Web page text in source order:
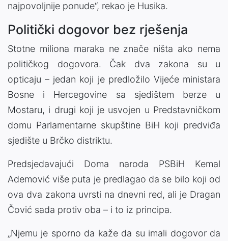
najpovoljnije ponude“, rekao je Husika.
Politički dogovor bez rješenja
Stotne miliona maraka ne znače ništa ako nema
političkog dogovora. Čak dva zakona su u
opticaju – jedan koji je predložilo Vijeće ministara
Bosne i Hercegovine sa sjedištem berze u
Mostaru, i drugi koji je usvojen u Predstavničkom
domu Parlamentarne skupštine BiH koji predviđa
sjedište u Brčko distriktu.
Predsjedavajući Doma naroda PSBiH Kemal
Ademović više puta je predlagao da se bilo koji od
ova dva zakona uvrsti na dnevni red, ali je Dragan
Čović sada protiv oba – i to iz principa.
„Njemu je sporno da kaže da su imali dogovor da